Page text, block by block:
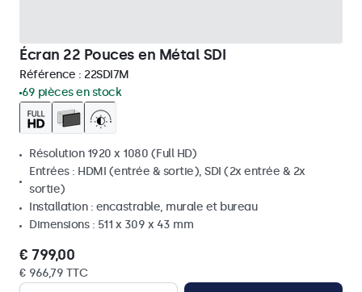
Écran 22 Pouces en Métal SDI
Référence : 22SDI7M
69 pièces en stock
Résolution 1920 x 1080 (Full HD)
Entrées : HDMI (entrée & sortie), SDI (2x entrée & 2x
sortie)
Installation : encastrable, murale et bureau
Dimensions : 511 x 309 x 43 mm
€ 799,00
€ 966,79 TTC